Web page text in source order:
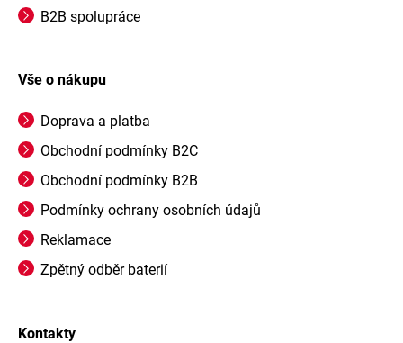
B2B spolupráce
Vše o nákupu
Doprava a platba
Obchodní podmínky B2C
Obchodní podmínky B2B
Podmínky ochrany osobních údajů
Reklamace
Zpětný odběr baterií
Kontakty